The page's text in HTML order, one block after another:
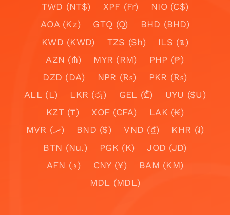
TWD (NT$)
XPF (Fr)
NIO (C$)
AOA (Kz)
GTQ (Q)
BHD (BHD)
KWD (KWD)
TZS (Sh)
ILS (₪)
AZN (₼)
MYR (RM)
PHP (₱)
DZD (DA)
NPR (₨)
PKR (₨)
ALL (L)
LKR (රු) GEL (₾)
UYU ($U)
KZT (₸)
XOF (CFA)
LAK (₭)
MVR (.ރ)
BND ($) VND (₫)
KHR (៛)
BTN (Nu.)
PGK (K)
JOD (JD)
AFN (؋)
CNY (¥)
BAM (KM)
MDL (MDL)